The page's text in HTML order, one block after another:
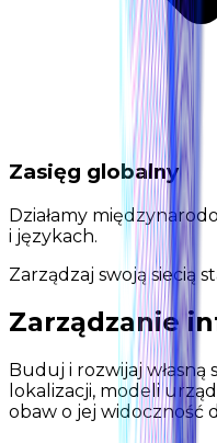
Zasięg globalny
Działamy
i językach.
Zarządzaj swoją siecią
Zarządzanie
Buduj i rozwijaj własną
lokalizacji, modeli
obaw o jej widoczność